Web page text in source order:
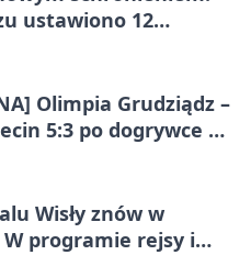
ustawiono 12
Olimpia Grudziądz –
5:3 po dogrywce w
meczu
Wisły znów w
programie rejsy i